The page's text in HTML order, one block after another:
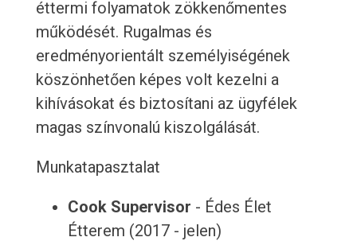
éttermi folyamatok zökkenőmentes
működését. Rugalmas és
eredményorientált személyiségének
köszönhetően képes volt kezelni a
kihívásokat és biztosítani az ügyfélek
magas színvonalú kiszolgálását.
Munkatapasztalat
Cook Supervisor - Édes Élet
Étterem (2017 - jelen)